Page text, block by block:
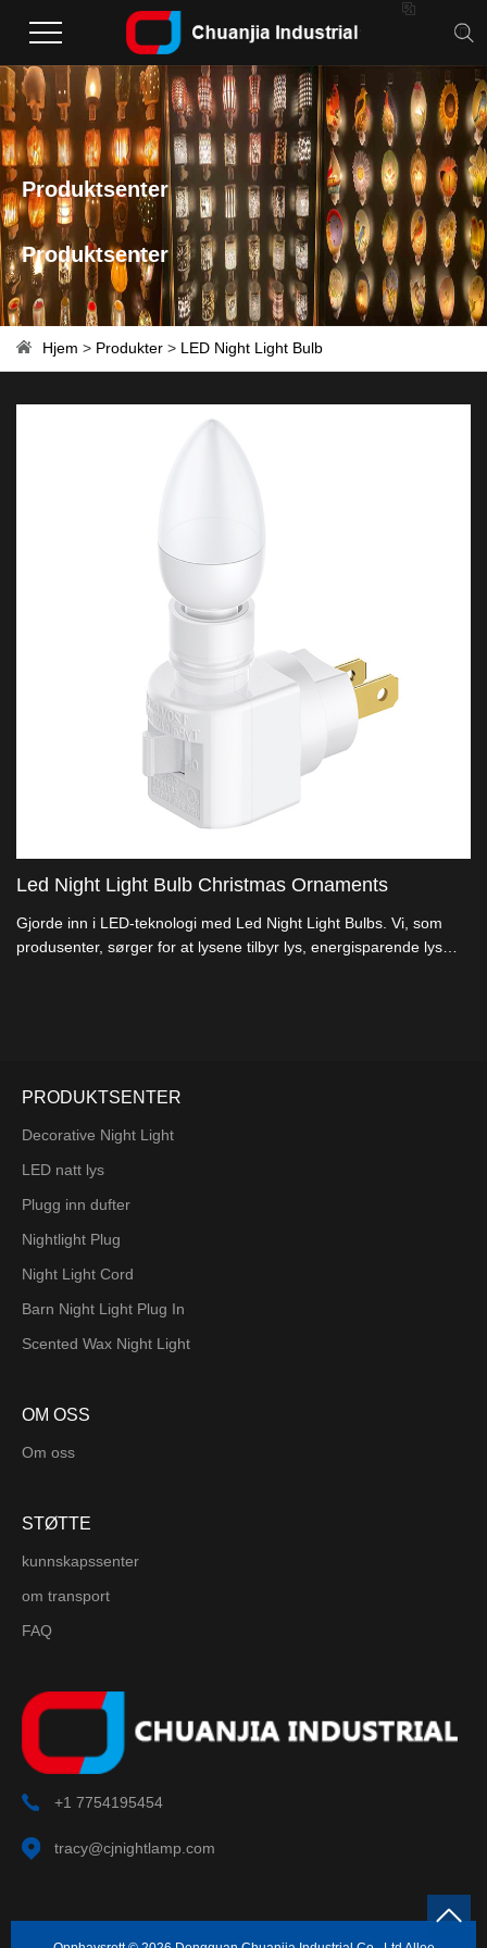

Produktsenter
Produktsenter
Hjem > Produkter > LED Night Light Bulb
Led Night Light Bulb Christmas Ornaments
Gjorde inn i LED-teknologi med Led Night Light Bulbs. Vi, som
produsenter, sørger for at lysene tilbyr lys, energisparende lys
PRODUKTSENTER
Decorative Night Light
LED natt lys
Plugg inn dufter
Nightlight Plug
Night Light Cord
Barn Night Light Plug In
Scented Wax Night Light
OM OSS
Om oss
STØTTE
kunnskapssenter
om transport
FAQ
+1 7754195454
tracy@cjnightlamp.com